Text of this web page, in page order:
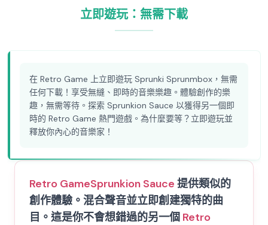
立即遊玩：無需下載
在 Retro Game 上立即遊玩 Sprunki Sprunmbox，無需
任何下載！享受無縫、即時的音樂樂趣。體驗創作的樂
趣，無需等待。探索 Sprunkion Sauce 以獲得另一個即
時的 Retro Game 熱門遊戲。為什麼要等？立即遊玩並
釋放你內心的音樂家！
Retro GameSprunkion Sauce 提供類似的
創作體驗。混合聲音並立即創建獨特的曲
目。這是你不會想錯過的另一個 Retro